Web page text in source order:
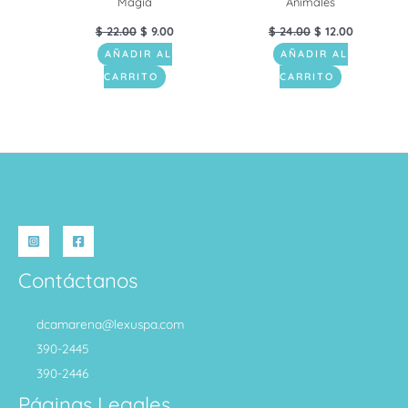
$22.00 $ 9.00
AÑADIR AL
CARRITO
$24.00 $ 12.00
AÑADIR AL
CARRITO
Contáctanos
dcamarena@lexuspa.com
390-2445
390-2446